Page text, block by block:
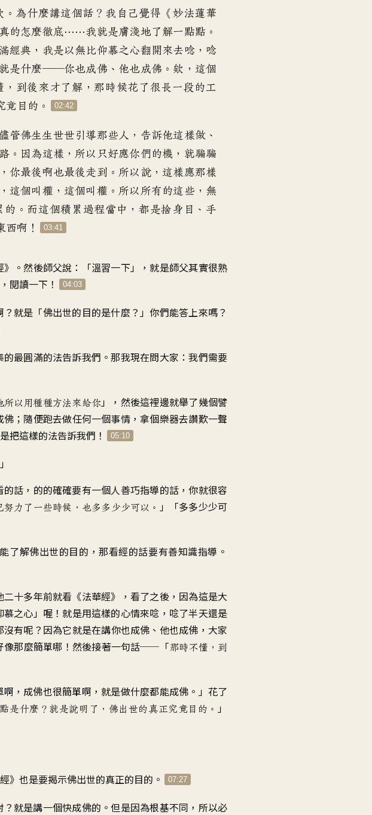
。 為什麼講這個話 ？ 我自己覺得 《 妙法蓮華
的怎麼徹底……我就是膚淺地了解一點點 。
經典 ， 我是以無比仰慕之心翻開來去唸， 唸
是什麼──你也成佛、他也成佛 。 欸，這個
， 到後來才了解 ， 那時候花了 很長一段的工
竟目的 。 02:42
管佛生生世世 引導那些人 ， 告訴他這樣做、
。 因為這樣，所以 只好應你們的機 ， 就騙騙
， 你最後啊也最後走到 。 所以說， 這樣應那樣
這個叫權 ， 這個叫權 。 所以所有的這些 ， 無
的 。 而這個積累過程當中 ，都是捨身目 、 手
西啊 ！ 03:41
》。然後師父說 ：「溫習一下 」，就是師父其實很熟
， 閱讀一下 ！ 04:03
？就是「佛出世的目的是什麼 ？」你們能答上來嗎？
的最圓滿的法告訴我們 。那我現在問大家 ：我們需要
所以用種種方法來給你 」， 然後這裡邊就舉了幾個譬
佛 ； 隨便跑去做任何一個事情，拿個樂器去讚歎一聲
把這樣的法告訴我們 ！ 05:10
的話 ， 的的確確要有一個人善巧指導的話 ，你就很容
努力了一些時候 ， 也多多少少可以 。 」「多多少少可
了解佛出世的目的 ，那看經的話要有善知識指導 。
二十多年前就看《法華經》， 看了之後， 因為這是大
慕之心」喔 ！就是用這樣的心情來唸 ， 唸了半天還是
沒有呢 ？ 因為它就是在講你也成佛、他也成佛 ， 大家
像那麼簡單哪 ！ 然後接著一句話──「那時不懂 ， 到
啊 ， 成佛也很簡單啊 ，就是做什麼都能成佛 。」 花了
是什麼 ？ 就是說明了 ， 佛出世的真正究竟目的 。 」
》也是要揭示佛出世的真正的目的 。 07:27
？就是講一個快成佛的 。但是因為根基不同 ， 所以必